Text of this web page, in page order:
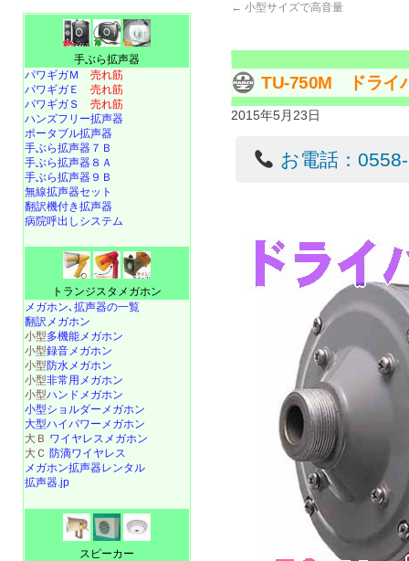
← 小型サイズで高音量
TU-750M ドライ
2015年5月23日
お電話：
手ぶら拡声器
パワギガＭ 売れ筋
パワギガＥ 売れ筋
パワギガＳ 売れ筋
ハンズフリー拡声器
ポータブル拡声器
手ぶら拡声器７Ｂ
手ぶら拡声器８Ａ
手ぶら拡声器９Ｂ
無線拡声器セット
翻訳機付き拡声器
病院呼出しシステム
トランジスタメガホン
メガホン､拡声器の一覧
翻訳メガホン
小型多機能メガホン
小型録音メガホン
小型防水メガホン
小型非常用メガホン
小型ハンドメガホン
小型ショルダーメガホン
大型ハイパワーメガホン
大Ｂ ワイヤレスメガホン
大Ｃ 防滴ワイヤレス
メガホン拡声器レンタル
拡声器.jp
スピーカー